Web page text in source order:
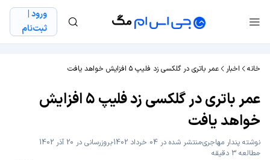
ورود |
ثبت‌نام
خانه اخبار عمر باتری در گلکسی زد فلیپ ۵ افزایش خواهد یافت
عمر باتری در گلکسی زد فلیپ ۵ افزایش
خواهد یافت
نوشته پندار مهاجریمنتشر شده در 04 خرداد 1402
بروزرسانی در 20 آذر 1402
مطالعه 3 دقیقه